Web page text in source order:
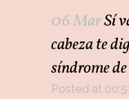
06 MarSí
cabeza te
síndrome
Posted at